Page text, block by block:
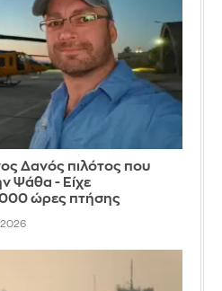
Δανός πιλότος που
Ψάθα - Είχε
ώρες πτήσης